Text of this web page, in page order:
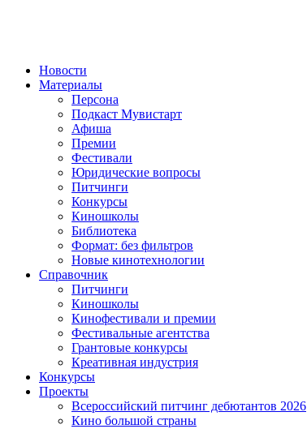
Новости
Материалы
Персона
Подкаст Мувистарт
Афиша
Премии
Фестивали
Юридические вопросы
Питчинги
Конкурсы
Киношколы
Библиотека
Формат: без фильтров
Новые кинотехнологии
Справочник
Питчинги
Киношколы
Кинофестивали и премии
Фестивальные агентства
Грантовые конкурсы
Креативная индустрия
Конкурсы
Проекты
Всероссийский питчинг дебютантов 2026
Кино большой страны